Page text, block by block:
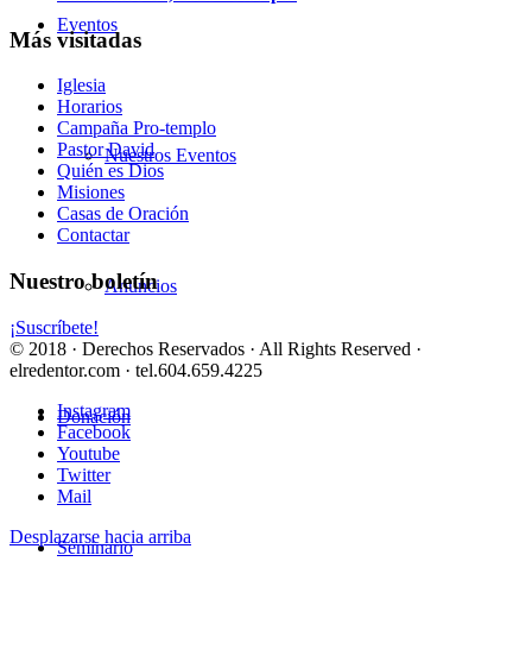
Eventos
Nuestros Eventos
Anuncios
Donación
Seminario
Más visitadas
Iglesia
Horarios
Campaña Pro-templo
Pastor David
Quién es Dios
Misiones
Casas de Oración
Contactar
Nuestro boletín
¡Suscríbete!
© 2018 · Derechos Reservados · All Rights Reserved ·
elredentor.com · tel.604.659.4225
Instagram
Facebook
Youtube
Twitter
Mail
Desplazarse hacia arriba